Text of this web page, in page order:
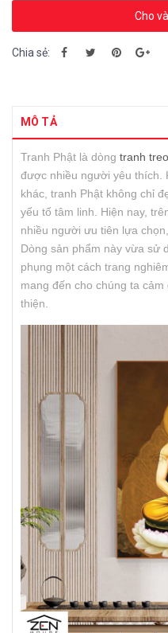
Cho
Chia sẻ:
MÔ TẢ
Tranh Phật là dòng tranh
được nhiều người yêu thích.
khác, tranh Phật không chỉ
yếu tố tâm linh. Hiện nay,
nhiều người ưu tiên lựa
Dòng sản phẩm này vừa sử
phụng một cách trang
mang đến cho chúng ta
thiện.